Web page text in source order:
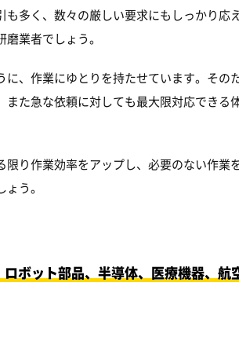
多く、数々の厳しい要求にもしっかり応
業者でしょう。
、作業にゆとりを持たせています。その
た急な依頼に対しても最大限対応できる
り作業効率をアップし、必要のない作業
う。
ボット部品、半導体、医療機器、航